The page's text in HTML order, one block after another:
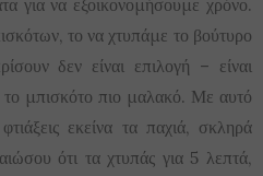
για να εξοικονομήσουμε χρόνο.
το να χτυπάμε το βούτυρο
δεν είναι επιλογή – είναι
το μπισκότο πιο μαλακό. Με αυτό
εκείνα τα παχιά, σκληρά
ότι τα χτυπάς για 5 λεπτά,